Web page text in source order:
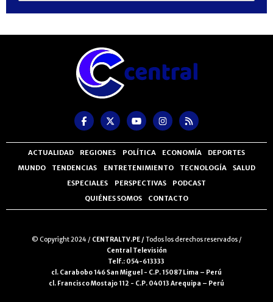
ACTUALIDAD REGIONES POLÍTICA ECONOMÍA
DEPORTES
MUNDO
TENDENCIAS ENTRETENIMIENTO TECNOLOGÍA
SALUD
ESPECIALES
PERSPECTIVAS
PODCAST
QUIÉNES SOMOS
CONTACTO
© Copyright 2024 / CENTRALTV.PE /Todos los derechos reservados /
Central Televisión
Telf.: 054-613333
cl. Carabobo 146 San Miguel - C.P. 15087 Lima – Perú
cl. Francisco Mostajo 112 - C.P. 04013 Arequipa – Perú